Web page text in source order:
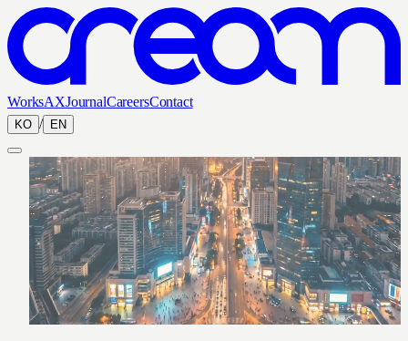
WorksAXJournalCareersContact
KO / EN